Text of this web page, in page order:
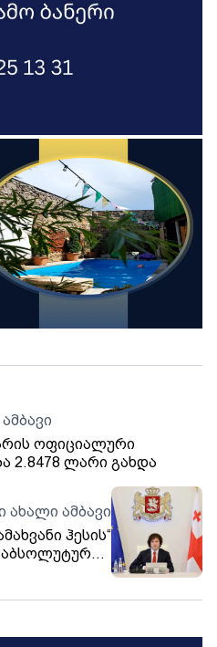
ოფიციალური
2.8478 ლარი გახდა
ახალი ამბავი
ჰესის“